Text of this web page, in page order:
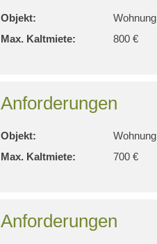
Objekt:
Wohnung
Max. Kaltmiete:
800 €
Anforderungen
Objekt:
Wohnung
Max. Kaltmiete:
700 €
Anforderungen